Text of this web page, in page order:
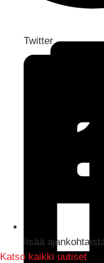
Twitter
lisää
Katso kaikki uutiset